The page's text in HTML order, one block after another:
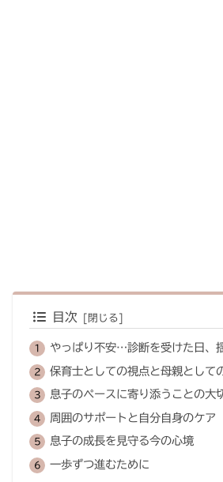
目次
やっぱり不安…診断を受けた日、
保育士としての視点と母親として
息子のペースに寄り添うことの大
周囲のサポートと自分自身のケア
息子の成長を見守る今の心境
一歩ずつ進むために